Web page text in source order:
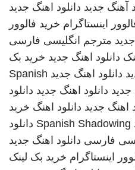
آهنگ جدید دانلود اهنگ جدید
اینستاگرام خرید فالوور
مترجم انگلیسی فارسی
دانلود اهنگ جدید خرید بک
دانلود اهنگ جدید Spanish
جدید دانلود اهنگ جدید دانلود
اهنگ جدید دانلود اهنگ خرید
Spanish Shadowing دانلود
فارسی دانلود اهنگ جدید
اینستاگرام خرید بک لینک